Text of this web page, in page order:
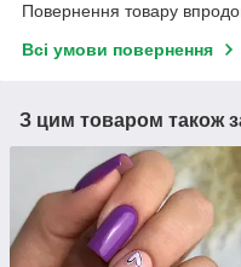
Повернення товару
Всі умови повернення
З цим товаром також